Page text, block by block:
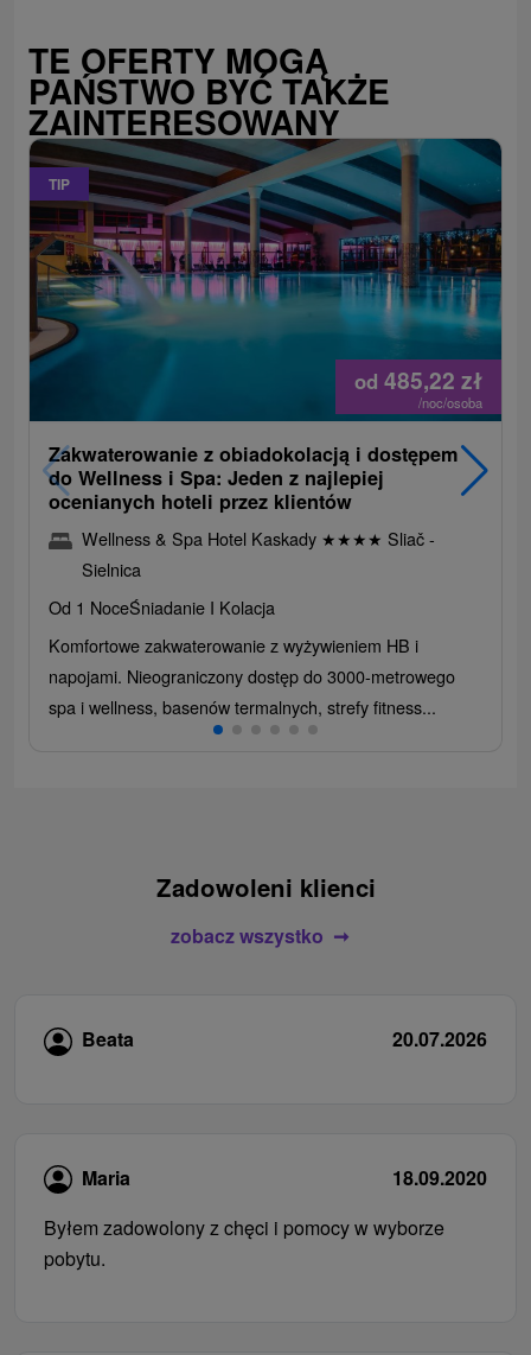
TE OFERTY MOGĄ
PAŃSTWO BYĆ TAKŻE
ZAINTERESOWANY
TIP
od 485,22 zł
/noc/osoba
Zakwaterowanie z obiadokolacją i dostępem
do Wellness i Spa: Jeden z najlepiej
ocenianych hoteli przez klientów
Wellness & Spa Hotel Kaskady ★★★★ Sliač -
Sielnica
Od 1 NoceŚniadanie I Kolacja
Komfortowe zakwaterowanie z wyżywieniem HB i
napojami. Nieograniczony dostęp do 3000-metrowego
spa i wellness, basenów termalnych, strefy fitness...
Zadowoleni klienci
zobacz wszystko
Beata 20.07.2026
Maria
18.09.2020
Byłem zadowolony z chęci i pomocy w wyborze
pobytu.